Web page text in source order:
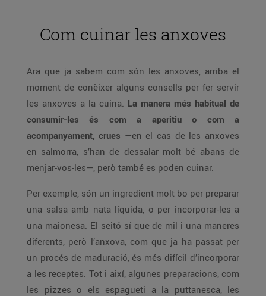
Com cuinar les anxoves
Ara que ja sabem com són les anxoves, arriba el
moment de conèixer alguns consells per fer servir
les anxoves a la cuina. La manera més habitual de
consumir-les és com a aperitiu o com a
acompanyament, crues —en el cas de les anxoves
en salmorra, s’han de dessalar molt bé abans de
menjar-vos-les—, però també es poden cuinar.
Per exemple, són un ingredient molt bo per preparar
una salsa amb nata líquida, o per incorporar-les a
una maionesa. El seitó sí que de mil i una maneres
diferents, però l’anxova, com que ja ha passat per
un procés de maduració, és més difícil d’incorporar
a les receptes. Tot i així, algunes preparacions, com
les pizzes o els espagueti a la puttanesca, les